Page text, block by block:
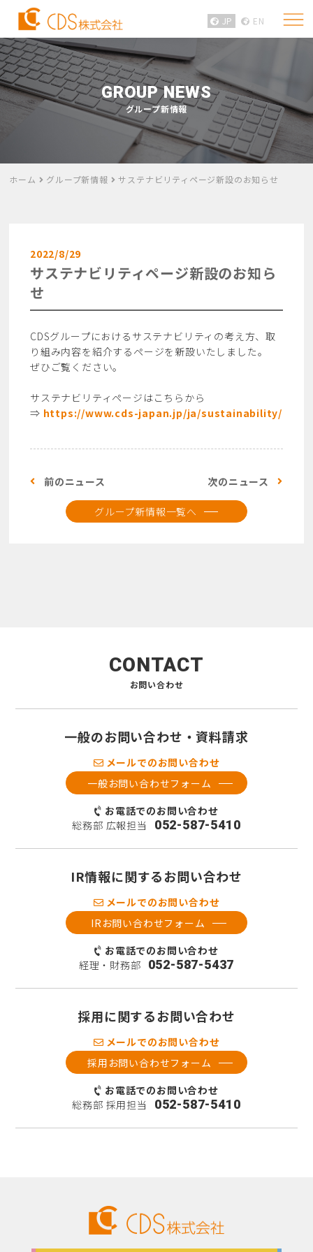
JP EN
GROUP NEWS
グループ新情報
ホーム グループ新情報 サステナビリティページ新設のお知らせ
2022/8/29
サステナビリティページ新設のお知ら
せ
CDSグループにおけるサステナビリティの考え方、取
り組み内容を紹介するページを新設いたしました。
ぜひご覧ください。
サステナビリティページはこちらから
⇒ https://www.cds-japan.jp/ja/sustainability/
前のニュース
グループ新情報一覧へ
次のニュース
CONTACT
お問い合わせ
一般のお問い合わせ・資料請求
メールでのお問い合わせ
一般お問い合わせフォーム
お電話でのお問い合わせ
総務部 広報担当
052-587-5410
IR情報に関するお問い合わせ
メールでのお問い合わせ
IRお問い合わせフォーム
お電話でのお問い合わせ
経理・財務部 052-587-5437
採用に関するお問い合わせ
メールでのお問い合わせ
採用お問い合わせフォーム
お電話でのお問い合わせ
総務部 採用担当
052-587-5410